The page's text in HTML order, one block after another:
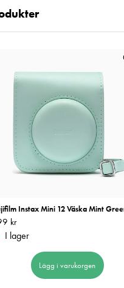
Instax Mini 12 Väska Mint
: 199 kr
kr
I lager
Lägg i varukorgen